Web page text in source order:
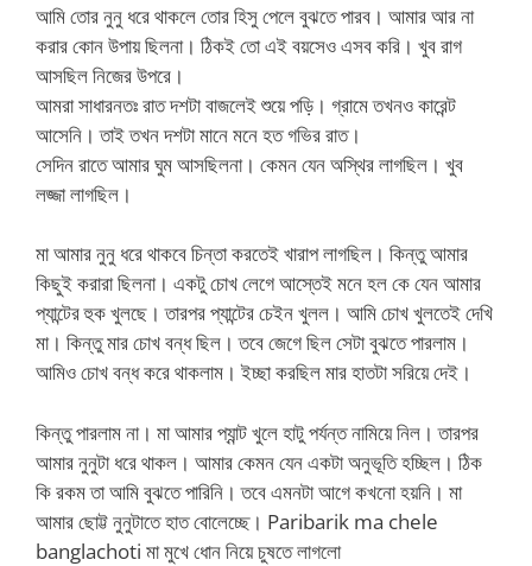
আমি তোর নুনু ধরে থাকলে তোর হিসু পেলে বুঝতে পারব। আমার আর না
করার কোন উপায় ছিলনা। ঠিকই তো এই বয়সেও এসব করি। খুব রাগ
আসছিল নিজের উপরে।
আমরা সাধারনতঃ রাত দশটা বাজলেই শুয়ে পড়ি। গ্রামে তখনও কারেন্ট
আসেনি। তাই তখন দশটা মানে মনে হত গভির রাত।
সেদিন রাতে আমার ঘুম আসছিলনা। কেমন যেন অস্থির লাগছিল। খুব
লজ্জা লাগছিল।
মা আমার নুনু ধরে থাকবে চিন্তা করতেই খারাপ লাগছিল। কিন্তু আমার
কিছুই করারা ছিলনা। একটু চোখ লেগে আস্তেই মনে হল কে যেন আমার
প্যান্টের হুক খুলছে। তারপর প্যান্টের চেইন খুলল। আমি চোখ খুলতেই দেখি
মা। কিন্তু মার চোখ বন্ধ ছিল। তবে জেগে ছিল সেটা বুঝতে পারলাম।
আমিও চোখ বন্ধ করে থাকলাম। ইচ্ছা করছিল মার হাতটা সরিয়ে দেই।
কিন্তু পারলাম না। মা আমার প্যান্ট খুলে হাটু পর্যন্ত নামিয়ে নিল। তারপর
আমার নুনুটা ধরে থাকল। আমার কেমন যেন একটা অনুভূতি হচ্ছিল। ঠিক
কি রকম তা আমি বুঝতে পারিনি। তবে এমনটা আগে কখনো হয়নি। মা
আমার ছোট্ট নুনুটাতে হাত বোলেচ্ছে। Paribarik ma chele
banglachoti মা মুখে ধোন নিয়ে চুষতে লাগলো